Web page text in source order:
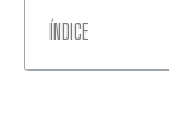
ÍNDICE